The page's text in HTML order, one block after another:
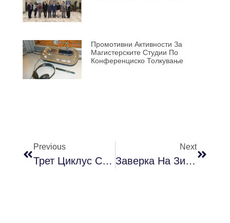
Промотивни Активности За
Магистерските Студии По
Конференциско Толкување
Previous
Трет Циклус Студии – Запишување Летен Семестар Во Уч. 2020/2021 Г.
Next
Заверка На Зимски И Запишување На Летен Семестар За Учебната 2020/2021